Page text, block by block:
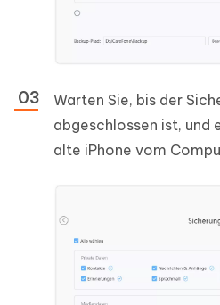
Warten Sie, bis der
abgeschlossen ist, und
alte iPhone vom